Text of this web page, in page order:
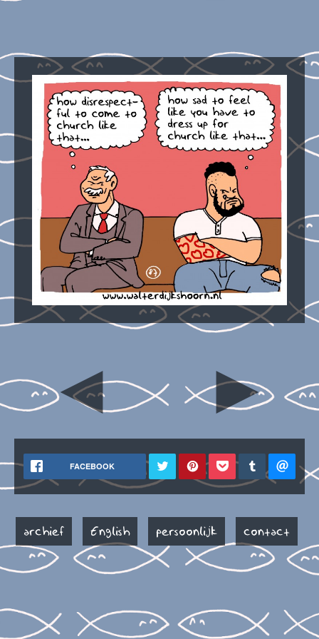
◄ ►
FACEBOOK
archief English persoonlijk contact